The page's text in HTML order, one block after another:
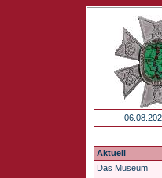
Aktuell
Das Museum